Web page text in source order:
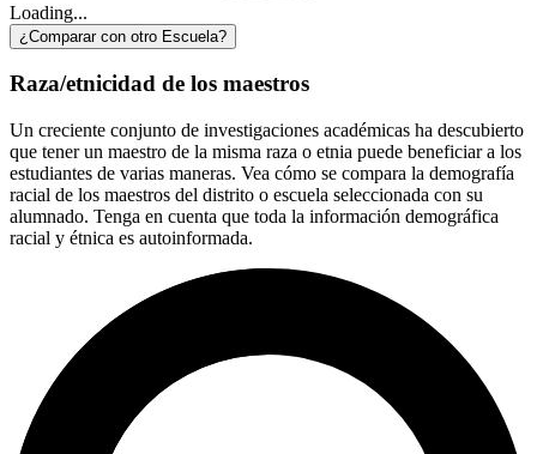
Loading...
¿Comparar con otro Escuela?
Raza/etnicidad de los maestros
Un creciente conjunto de investigaciones académicas ha descubierto
que tener un maestro de la misma raza o etnia puede beneficiar a los
estudiantes de varias maneras. Vea cómo se compara la demografía
racial de los maestros del distrito o escuela seleccionada con su
alumnado. Tenga en cuenta que toda la información demográfica
racial y étnica es autoinformada.